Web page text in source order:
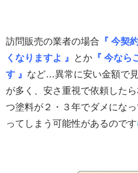
訪問販売の業者の場合 『 今契
くなりますよ 』
とか 『 今な
す 』 など…異常に安い金額で
が多く、安さ重視で依頼した
つ塗料が２・３年でダメにな
ってしまう可能性があるのです